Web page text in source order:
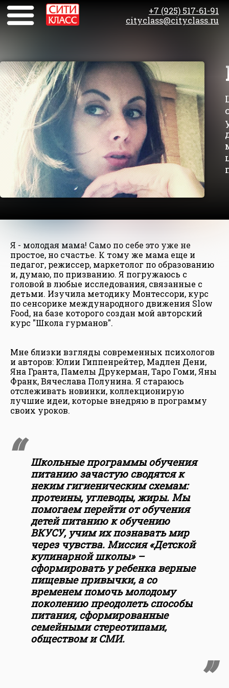
+7 (925) 517-61-91
cityclass@cityclass.ru
Я - молодая мама! Само по себе это уже не
простое, но счастье. К тому же мама еще и
педагог, режиссер, маркетолог по образованию
и, думаю, по призванию. Я погружаюсь с
головой в любые исследования, связанные с
детьми. Изучила методику Монтессори, курс
по сенсорике международного движения Slow
Food, на базе которого создан мой авторский
курс "Школа гурманов".
Мне близки взгляды современных психологов
и авторов: Юлии Гиппенрейтер, Мадлен Дени,
Яна Гранта, Памелы Друкерман, Таро Гоми, Яны
Франк, Вячеслава Полунина. Я стараюсь
отслеживать новинки, коллекционирую
лучшие идеи, которые внедряю в программу
своих уроков.
Школьные программы обучения
питанию зачастую сводятся к
неким гигиеническим схемам:
протеины, углеводы, жиры. Мы
помогаем перейти от обучения
детей питанию к обучению
ВКУСУ, учим их познавать мир
через чувства. Миссия «Детской
кулинарной школы» –
сформировать у ребенка верные
пищевые привычки, а со
временем помочь молодому
поколению преодолеть способы
питания, сформированные
семейными стереотипами,
обществом и СМИ.